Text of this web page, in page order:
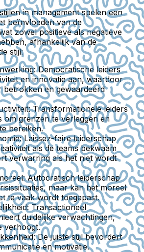
in management spelen een
beïnvloeden van de
zowel positieve als negatieve
afhankelijk van de
stijl:
: Democratische leiders
en innovatie aan, waardoor
betrokken en gewaardeerd
: Transformationele leiders
om grenzen te verleggen en
bereiken.
: Laissez-faire leiderschap
als de teams bekwaam
verwarring als het niet wordt
: Autocratisch leiderschap
maar kan het moreel
te vaak wordt toegepast.
: Transactioneel
duidelijke verwachtingen,
verhoogt.
: De juiste stijl bevordert
en motivatie.